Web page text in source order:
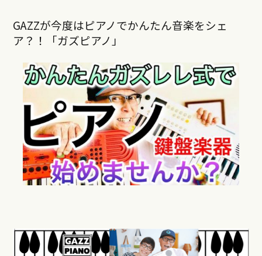
GAZZが今度はピアノでかんたん音楽をシェ
ア？！「ガズピアノ」